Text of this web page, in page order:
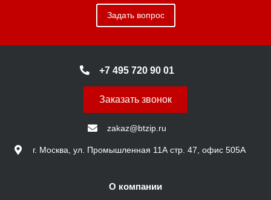
Задать вопрос
+7 495 720 90 01
Заказать звонок
zakaz@btzip.ru
г. Москва, ул. Промышленная 11А стр. 47, офис 505А
О компании